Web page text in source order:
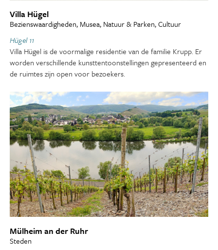
Villa Hügel
Bezienswaardigheden, Musea, Natuur & Parken, Cultuur
Hügel 11
Villa Hügel is de voormalige residentie van de familie Krupp. Er
worden verschillende kunsttentoonstellingen gepresenteerd en
de ruimtes zijn open voor bezoekers.
Mülheim an der Ruhr
Steden